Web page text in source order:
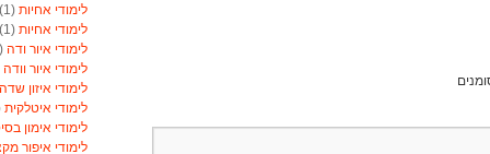
לימודי אחיות (1)
לימודי אחיות (1)
לימודי איור ודה (1)
לימודי איור וודה
לימודי איזון
לימודי איטלקית
לימודי אימון
לימודי איפור